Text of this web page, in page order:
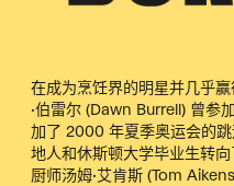
在成为烹饪界的明星并几乎
·伯雷尔 (Dawn Burrell) 曾参
加了 2000 年夏季奥运会的
地人和休斯顿大学毕业生转
厨师汤姆·艾肯斯 (Tom